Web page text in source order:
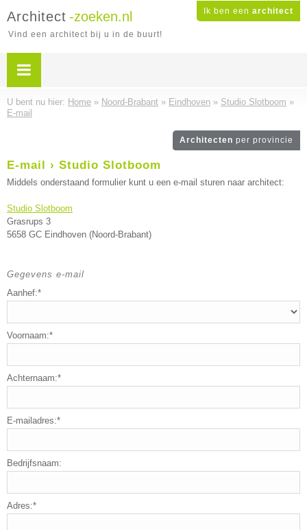
Ik ben een architect
Architect -zoeken.nl
Vind een architect bij u in de buurt!
U bent nu hier: Home » Noord-Brabant » Eindhoven » Studio Slotboom »
E-mail
Architecten per provincie
E-mail › Studio Slotboom
Middels onderstaand formulier kunt u een e-mail sturen naar architect:
Studio Slotboom
Grasrups 3
5658 GC Eindhoven (Noord-Brabant)
Gegevens e-mail
Aanhef:*
Voornaam:*
Achternaam:*
E-mailadres:*
Bedrijfsnaam:
Adres:*